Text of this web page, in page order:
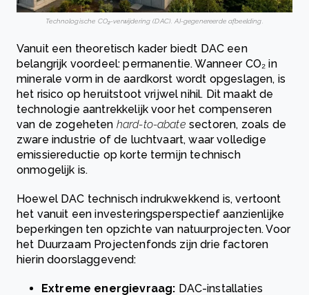
Technologische CO₂-verwijdering (DAC). AI-gegenereerde afbeelding.
Vanuit een theoretisch kader biedt DAC een
belangrijk voordeel: permanentie. Wanneer CO₂ in
minerale vorm in de aardkorst wordt opgeslagen, is
het risico op heruitstoot vrijwel nihil. Dit maakt de
technologie aantrekkelijk voor het compenseren
van de zogeheten hard-to-abate sectoren, zoals de
zware industrie of de luchtvaart, waar volledige
emissiereductie op korte termijn technisch
onmogelijk is.
Hoewel DAC technisch indrukwekkend is, vertoont
het vanuit een investeringsperspectief aanzienlijke
beperkingen ten opzichte van natuurprojecten. Voor
het Duurzaam Projectenfonds zijn drie factoren
hierin doorslaggevend:
Extreme energievraag: DAC-installaties